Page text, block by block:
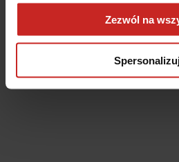
Zezwól na
browser console for